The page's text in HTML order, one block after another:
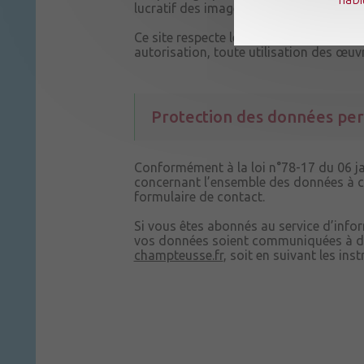
lucratif des images est interdit. Seule
Ce site respecte le droit d’auteur.
autorisation, toute utilisation des
Protection des données
Conformément à la loi n°78-17 du 06
concernant l’ensemble des données
formulaire de contact.
Si vous êtes abonnés au service
vos données soient communiquées à
champteusse.fr, soit en suivant les